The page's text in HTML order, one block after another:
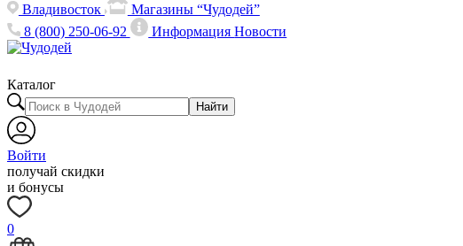
Владивосток
Магазины “Чудодей”
8 (800) 250-06-92
ИнформацияНовости
Каталог
Найти
Войти
получай скидки
и бонусы
0